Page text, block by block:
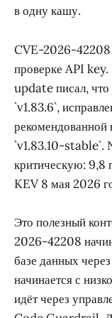
в одну кашу.
CVE-2026-42208
проверке API
update писал, что
`v1.83.6`,
рекомендованной
`v1.83.10-stable`.
критическую: 9,8
KEV 8 мая 2026
Это полезный
2026-42208
базе данных
начинается с
идёт через